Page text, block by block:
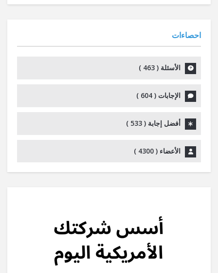
احصاءات
الأسئلة ( 463
)
الإجابات ( 604
)
أفضل إجابة ( 533
)
الأعضاء ( 4300
)